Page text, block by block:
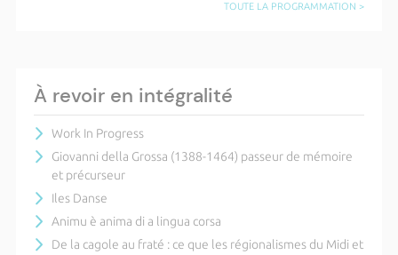
TOUTE LA PROGRAMMATION >
À revoir en intégralité
Work In Progress
Giovanni della Grossa (1388-1464) passeur de mémoire
et précurseur
Iles Danse
Animu è anima di a lingua corsa
De la cagole au fraté : ce que les régionalismes du Midi et